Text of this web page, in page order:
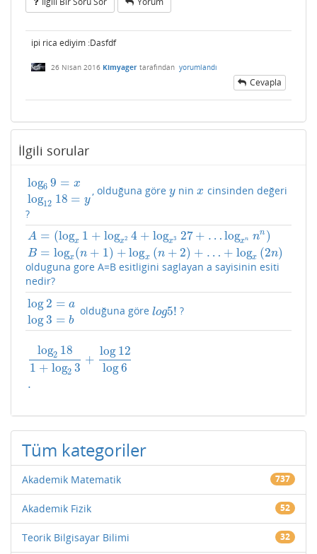
ipi rica ediyim :Dasfdf
26 Nisan 2016 Kimyager tarafından yorumlandı
Cevapla
İlgili sorular
log6 9 = x
log12 18 = y
log69 = x log12 18=y
, olduğuna görey
y ninx
x cinsinden değeri
?
A = (logx 1 + logx2 4 + logx3 27 + …logxn nn )
B = logx(n + 1) + logx (n + 2) + … + logx (2n)
x +log 4 logx3 + …logxn nn B n+1 log (n
olduguna gore A=B esitligini saglayan a sayisinin esiti
nedir?
log2 = a
log3 = b
log2 =a log3 =b
olduğuna göre log5!
log5! ?
log2 18
1 + log2 3
+
log12
log6
.
log 2181+log 3 log12log
Tüm kategoriler
Akademik Matematik 737
Akademik Fizik 52
Teorik Bilgisayar Bilimi 32